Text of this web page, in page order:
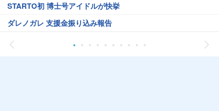
STARTO初 博士号アイドルが快挙
ダレノガレ 支援金振り込み報告